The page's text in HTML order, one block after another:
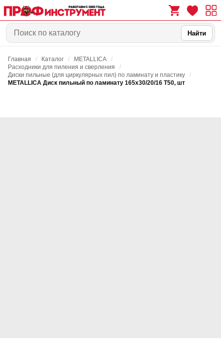
0
Найти
Главная / Каталог / METALLICA
/
Расходники для пиления и сверления
/
Диски пильные (для циркулярных пил) по ламинату и пластику
/
METALLICA Диск пильный по ламинату 165х30/20/16 Т50, шт